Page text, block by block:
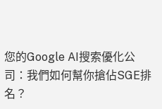
您的Google AI搜索優化公
司：我們如何幫你搶佔SGE排
名？